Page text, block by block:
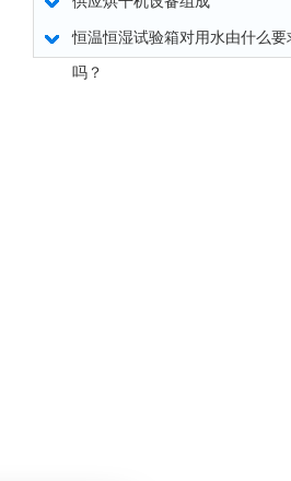
恒温恒湿试验箱对用水由什么要
吗？